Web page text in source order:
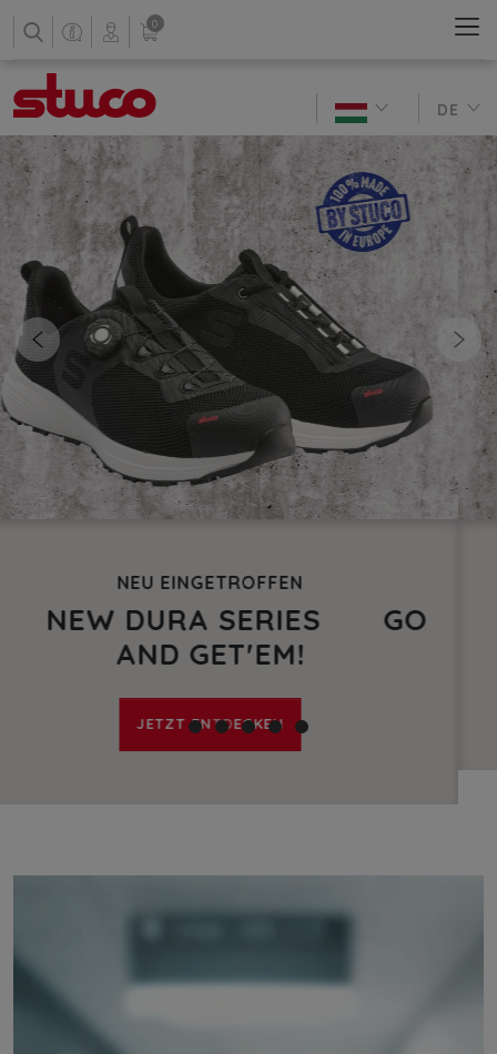
0
DE
NEU EINGETROFFEN
GO — Feel Good, be SAFE!
Previous Next